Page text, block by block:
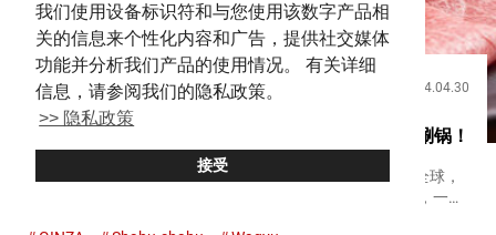
我们使用设备标识符和与您使用该数字产品相
关的信息来个性化内容和广告，提供社交媒体
功能并分析我们产品的使用情况。 有关详细
信息，请参阅我们的隐私政策。
>> 隐私政策
接受
饮食 2024.04.30
在东京银座的鹿儿岛华莲品尝日本最佳和牛作为涮涮锅！
日本的和牛（来自特定日本牛种的牛肉），现在已经享誉全球，
包含各种品牌，每个品牌都提供独特的风味和香气。 其中，一个